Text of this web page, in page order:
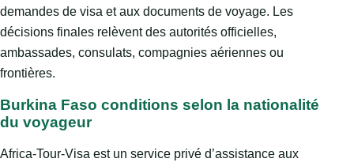
demandes de visa et aux documents de voyage. Les
décisions finales relèvent des autorités officielles,
ambassades, consulats, compagnies aériennes ou
frontières.
Burkina Faso conditions selon la nationalité
du voyageur
Africa-Tour-Visa est un service privé d’assistance aux